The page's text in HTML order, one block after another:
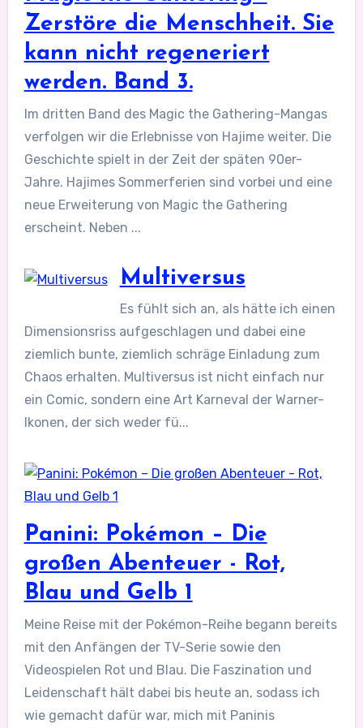
Zerstöre die Menschheit. Sie
kann nicht regeneriert
werden. Band 3.
Im dritten Band des Magic the Gathering-Mangas
verfolgen wir die Erlebnisse von Hajime weiter. Die
Geschichte spielt in der Zeit der späten 90er-
Jahre. Hajimes Sommerferien sind vorbei und eine
neue Erweiterung von Magic the Gathering
erscheint. Neben ...
Multiversus
Es fühlt sich an, als hätte ich einen
Dimensionsriss aufgeschlagen und dabei eine
ziemlich bunte, ziemlich schräge Einladung zum
Chaos erhalten. Multiversus ist nicht einfach nur
ein Comic, sondern eine Art Karneval der Warner-
Ikonen, der sich weder fü...
Panini: Pokémon – Die
großen Abenteuer - Rot,
Blau und Gelb 1
Meine Reise mit der Pokémon-Reihe begann bereits
mit den Anfängen der TV-Serie sowie den
Videospielen Rot und Blau. Die Faszination und
Leidenschaft hält dabei bis heute an, sodass ich
wie gemacht dafür war, mich mit Paninis